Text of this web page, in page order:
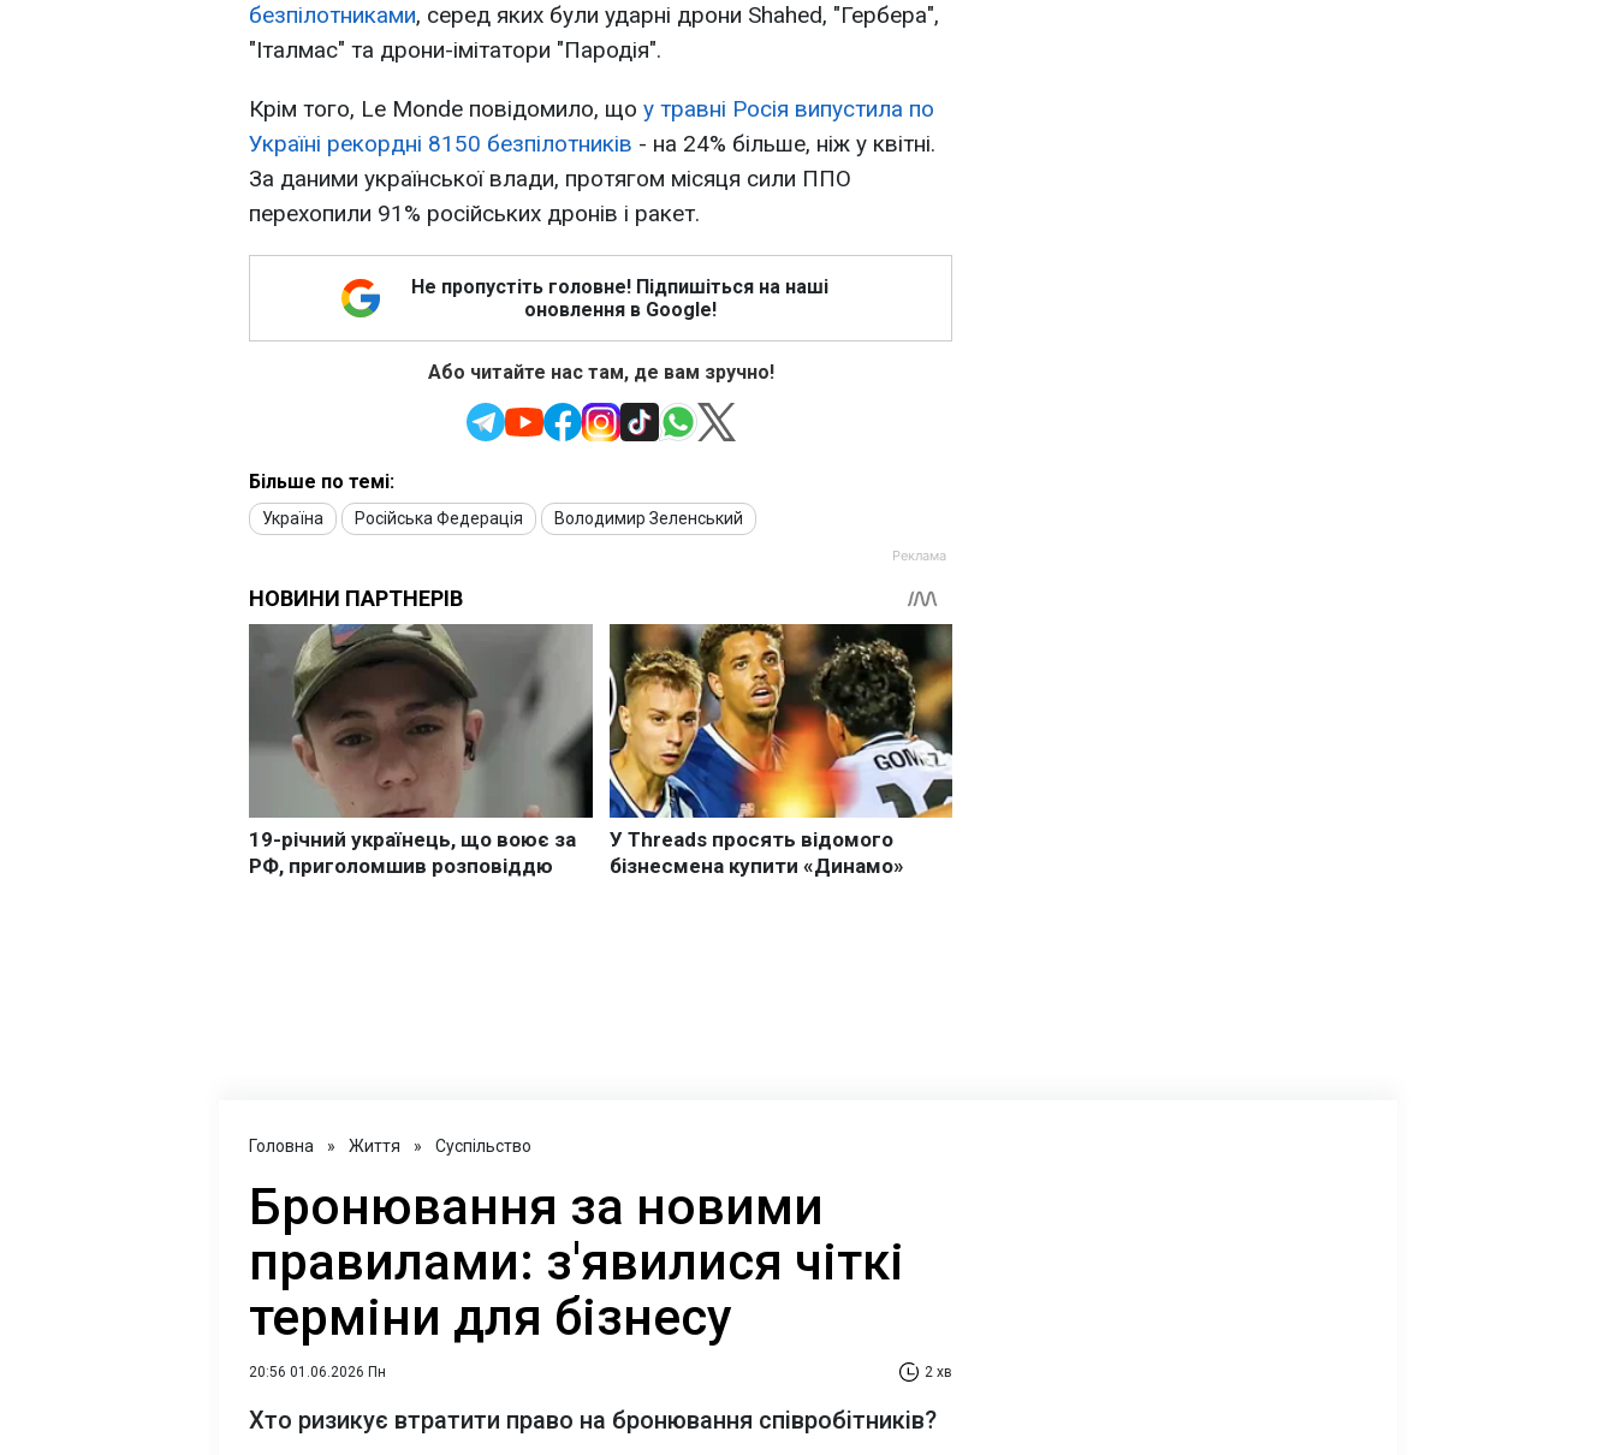
безпілотниками, серед яких були ударні дрони Shahed, "Гербера",
"Італмас" та дрони-імітатори "Пародія".
Крім того, Le Monde повідомило, що у травні Росія випустила по
Україні рекордні 8150 безпілотників - на 24% більше, ніж у квітні.
За даними української влади, протягом місяця сили ППО
перехопили 91% російських дронів і ракет.
Не пропустіть головне! Підпишіться на наші
оновлення в Google!
Або читайте нас там, де вам зручно!
Більше по темі:
Україна Російська Федерація Володимир Зеленський
Головна » Життя » Суспільство
Бронювання за новими
правилами: з'явилися чіткі
терміни для бізнесу
20:56 01.06.2026 Пн 2 хв
Хто ризикує втратити право на бронювання співробітників?